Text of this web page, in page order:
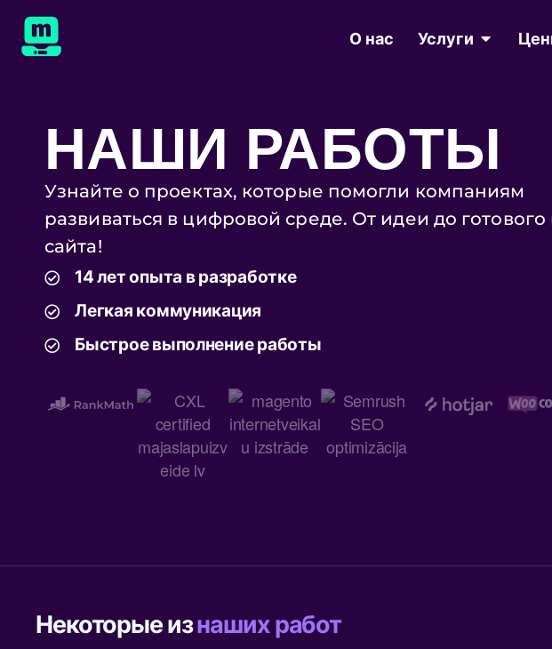
О нас Услуги
НАШИ РАБОТЫ
Узнайте о проектах, которые помогли компаниям
развиваться в цифровой среде. От идеи до готового
сайта!
14 лет опыта в разработке
Легкая коммуникация
Быстрое выполнение работы
Некоторые изнаших работ